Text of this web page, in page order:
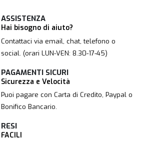
ASSISTENZA
Hai bisogno di aiuto?
Contattaci via email, chat, telefono o
social. (orari LUN-VEN: 8.30-17-45)
PAGAMENTI SICURI
Sicurezza e Velocità
Puoi pagare con Carta di Credito, Paypal o
Bonifico Bancario.
RESI
FACILI